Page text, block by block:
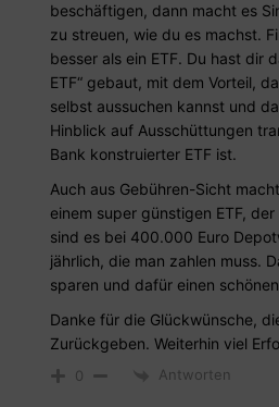
beschäftigen, dann macht es
zu streuen, wie du es machst.
besser als ein ETF. Du hast dir
ETF“ gebaut, mit dem Vorteil,
selbst aussuchen kannst und
Hinblick auf Ausschüttungen
Bank konstruierter ETF ist.
Auch aus Gebühren-Sicht
einem super günstigen ETF,
sind es bei 400.000 Euro
jährlich, die man zahlen muss.
sparen und dafür einen
Danke für die Glückwünsche,
Zurückgeben. Weiterhin viel
0 Antworten